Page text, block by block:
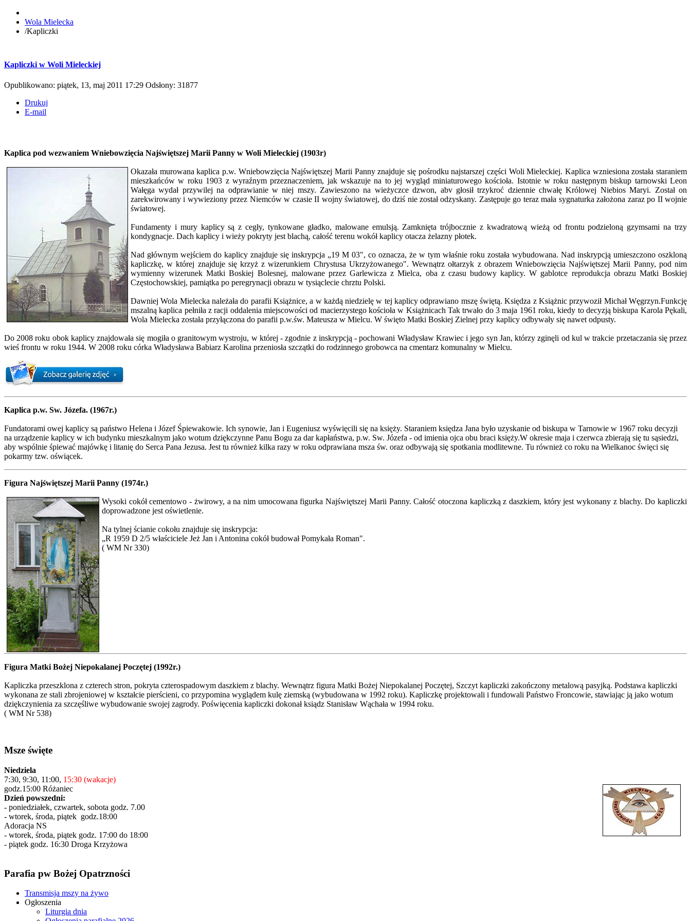
Wola Mielecka
/Kapliczki
Kapliczki w Woli Mieleckiej
Opublikowano: piątek, 13, maj 2011 17:29 Odsłony: 31877
Drukuj
E-mail
Kaplica pod wezwaniem Wniebowzięcia Najświętszej Marii Panny w Woli Mieleckiej (1903r)
Okazała murowana kaplica p.w. Wniebowzięcia Najświętszej Marii Panny znajduje się pośrodku najstarszej części Woli Mieleckiej. Kaplica wzniesiona została staraniem
mieszkańców w roku 1903 z wyraźnym przeznaczeniem, jak wskazuje na to jej wygląd miniaturowego kościoła. Istotnie w roku następnym biskup tarnowski Leon
Wałęga wydał przywilej na odprawianie w niej mszy. Zawieszono na wieżyczce dzwon, abv głosił trzykroć dziennie chwałę Królowej Niebios Maryi. Został on
zarekwirowany i wywieziony przez Niemców w czasie II wojny światowej, do dziś nie został odzyskany. Zastępuje go teraz mała sygnaturka założona zaraz po II wojnie
światowej.
Fundamenty i mury kaplicy są z cegły, tynkowane gładko, malowane emulsją. Zamknięta trójbocznie z kwadratową wieżą od frontu podzieloną gzymsami na trzy
kondygnacje. Dach kaplicy i wieży pokryty jest blachą, całość terenu wokół kaplicy otacza żelazny płotek.
Nad głównym wejściem do kaplicy znajduje się inskrypcja „19 M 03", co oznacza, że w tym właśnie roku została wybudowana. Nad inskrypcją umieszczono oszkloną
kapliczkę, w której znajduje się krzyż z wizerunkiem Chrystusa Ukrzyżowanego". Wewnątrz ołtarzyk z obrazem Wniebowzięcia Najświętszej Marii Panny, pod nim
wymienny wizerunek Matki Boskiej Bolesnej, malowane przez Garlewicza z Mielca, oba z czasu budowy kaplicy. W gablotce reprodukcja obrazu Matki Boskiej
Częstochowskiej, pamiątka po peregrynacji obrazu w tysiąclecie chrztu Polski.
Dawniej Wola Mielecka należała do parafii Książnice, a w każdą niedzielę w tej kaplicy odprawiano mszę świętą. Księdza z Książnic przywoził Michał Węgrzyn.Funkcję
mszalną kaplica pełniła z racji oddalenia miejscowości od macierzystego kościoła w Książnicach Tak trwało do 3 maja 1961 roku, kiedy to decyzją biskupa Karola Pękali,
Wola Mielecka została przyłączona do parafii p.w.św. Mateusza w Mielcu. W święto Matki Boskiej Zielnej przy kaplicy odbywały się nawet odpusty.
Do 2008 roku obok kaplicy znajdowała się mogiła o granitowym wystroju, w której - zgodnie z inskrypcją - pochowani Władysław Krawiec i jego syn Jan, którzy zginęli od kul w trakcie przetaczania się przez
wieś frontu w roku 1944. W 2008 roku córka Władysława Babiarz Karolina przeniosła szczątki do rodzinnego grobowca na cmentarz komunalny w Mielcu.
Kaplica p.w. Sw. Józefa. (1967r.)
Fundatorami owej kaplicy są państwo Helena i Józef Śpiewakowie. Ich synowie, Jan i Eugeniusz wyświęcili się na księży. Staraniem księdza Jana było uzyskanie od biskupa w Tarnowie w 1967 roku decyzji
na urządzenie kaplicy w ich budynku mieszkalnym jako wotum dziękczynne Panu Bogu za dar kapłaństwa, p.w. Sw. Józefa - od imienia ojca obu braci księży.W okresie maja i czerwca zbierają się tu sąsiedzi,
aby wspólnie śpiewać majówkę i litanię do Serca Pana Jezusa. Jest tu również kilka razy w roku odprawiana msza św. oraz odbywają się spotkania modlitewne. Tu również co roku na Wielkanoc święci się
pokarmy tzw. oświącek.
Figura Najświętszej Marii Panny (1974r.)
Wysoki cokół cementowo - żwirowy, a na nim umocowana figurka Najświętszej Marii Panny. Całość otoczona kapliczką z daszkiem, który jest wykonany z blachy. Do kapliczki
doprowadzone jest oświetlenie.
Na tylnej ścianie cokołu znajduje się inskrypcja:
„R 1959 D 2/5 właściciele Jeż Jan i Antonina cokół budował Pomykała Roman".
( WM Nr 330)
Figura Matki Bożej Niepokalanej Poczętej (1992r.)
Kapliczka przeszklona z czterech stron, pokryta czterospadowym daszkiem z blachy. Wewnątrz figura Matki Bożej Niepokalanej Poczętej, Szczyt kapliczki zakończony metalową pasyjką. Podstawa kapliczki
wykonana ze stali zbrojeniowej w kształcie pierścieni, co przypomina wyglądem kulę ziemską (wybudowana w 1992 roku). Kapliczkę projektowali i fundowali Państwo Froncowie, stawiając ją jako wotum
dziękczynienia za szczęśliwe wybudowanie swojej zagrody. Poświęcenia kapliczki dokonał ksiądz Stanisław Wąchała w 1994 roku.
( WM Nr 538)
Msze święte
Niedziela
7:30, 9:30, 11:00, 15:30 (wakacje)
godz.15:00 Różaniec
Dzień powszedni:
- poniedziałek, czwartek, sobota godz. 7.00
- wtorek, środa, piątek godz.18:00
Adoracja NS
- wtorek, środa, piątek godz. 17:00 do 18:00
- piątek godz. 16:30 Droga Krzyżowa
Parafia pw Bożej Opatrzności
Transmisja mszy na żywo
Ogłoszenia
Liturgia dnia